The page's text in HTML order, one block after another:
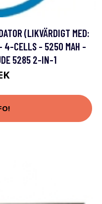
(LIKVÄRDIGT MED:
4-CELLS - 5250 MAH -
5285 2-IN-1